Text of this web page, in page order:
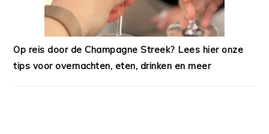
Op reis door de Champagne Streek? Lees hier onze
tips voor overnachten, eten, drinken en meer